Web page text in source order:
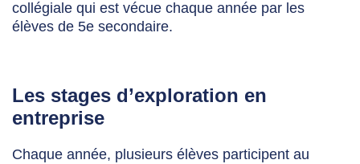
collégiale qui est vécue chaque année par les
élèves de 5e secondaire.
Les stages d’exploration en
entreprise
Chaque année, plusieurs élèves participent au